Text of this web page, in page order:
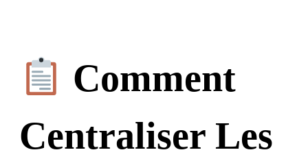
Comment
Centraliser Les